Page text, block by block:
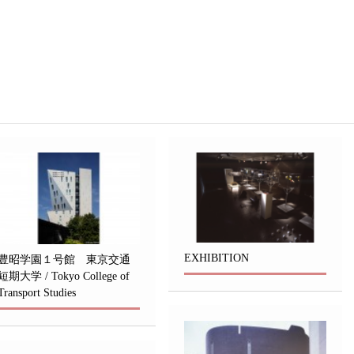
昭学園１号館 東京交通
期大学 / Tokyo College of
Studies
EXHIBITION